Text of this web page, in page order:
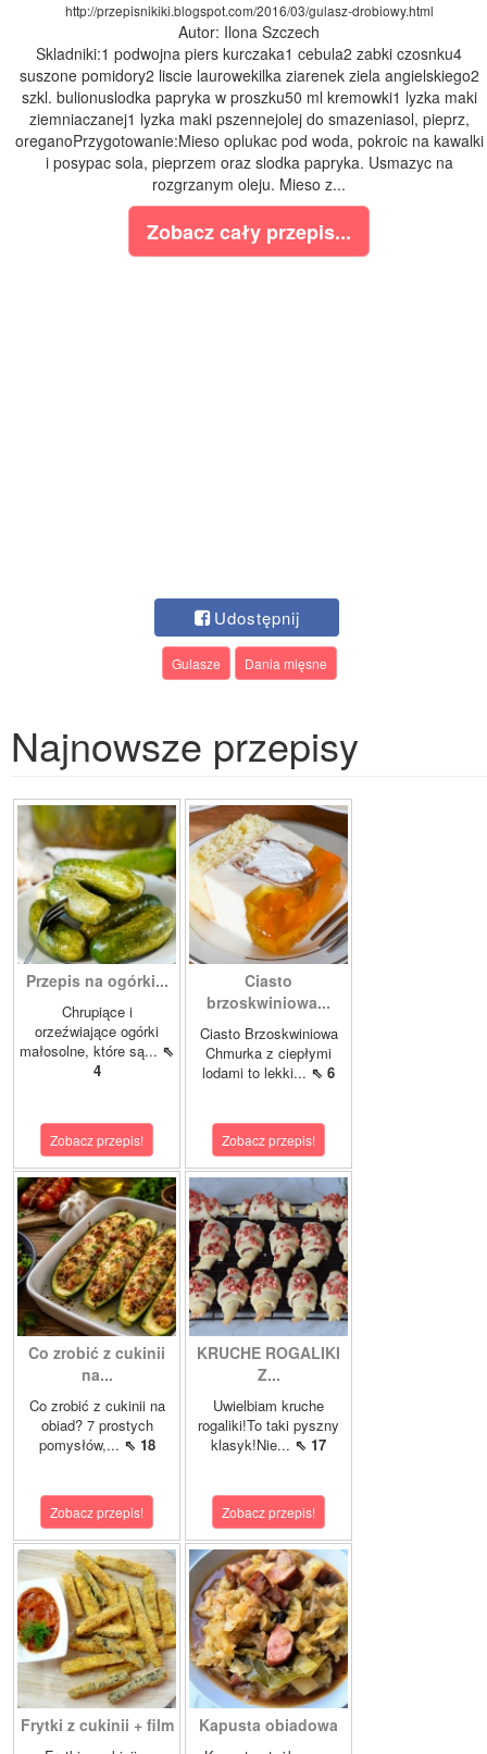
http://przepisnikiki.blogspot.com/2016/03/gulasz-drobiowy.html
Autor: Ilona Szczech
Skladniki:1 podwojna piers kurczaka1 cebula2 zabki czosnku4
suszone pomidory2 liscie laurowekilka ziarenek ziela angielskiego2
szkl. bulionuslodka papryka w proszku50 ml kremowki1 lyzka maki
ziemniaczanej1 lyzka maki pszennejolej do smazeniasol, pieprz,
oreganoPrzygotowanie:Mieso oplukac pod woda, pokroic na kawalki
i posypac sola, pieprzem oraz slodka papryka. Usmazyc na
rozgrzanym oleju. Mieso z...
Zobacz cały przepis...
Udostępnij
Gulasze Dania mięsne
Najnowsze przepisy
Przepis na ogórki...
Chrupiące i
orzeźwiające ogórki
małosolne, które są... ⇖
4
Zobacz przepis!
Ciasto
brzoskwiniowa...
Ciasto Brzoskwiniowa
Chmurka z ciepłymi
lodami to lekki... ⇖ 6
Zobacz przepis!
Co zrobić z cukinii
na...
Co zrobić z cukinii na
obiad? 7 prostych
pomysłów,... ⇖ 18
Zobacz przepis!
KRUCHE ROGALIKI
Z...
Uwielbiam kruche
rogaliki!To taki pyszny
klasyk!Nie... ⇖ 17
Zobacz przepis!
Frytki z cukinii + film Kapusta obiadowa